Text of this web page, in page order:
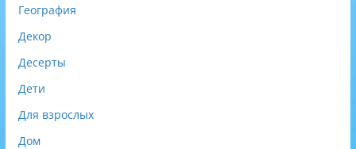
География
Декор
Десерты
Дети
Для взрослых
Дом